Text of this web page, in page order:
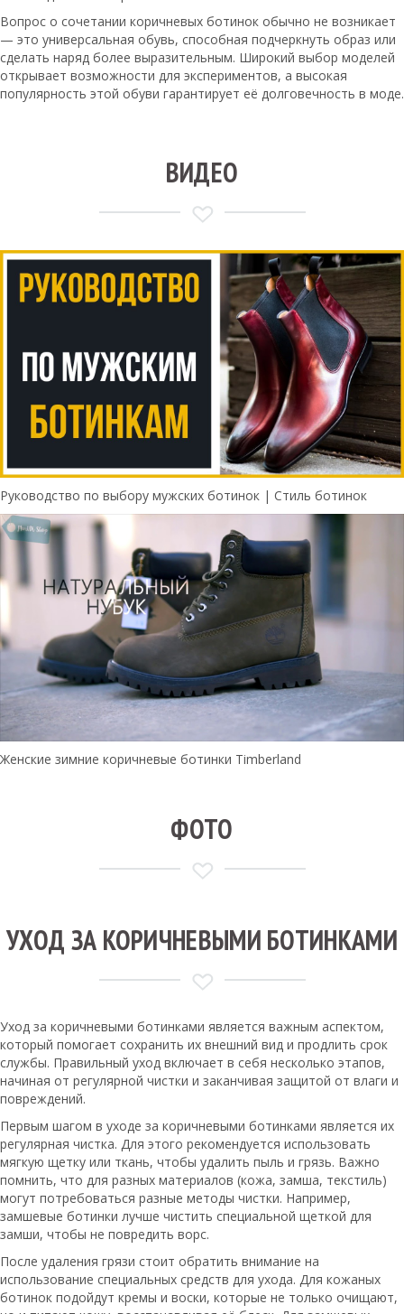
Вопрос о сочетании коричневых ботинок обычно не возникает
— это универсальная обувь, способная подчеркнуть образ или
сделать наряд более выразительным. Широкий выбор моделей
открывает возможности для экспериментов, а высокая
популярность этой обуви гарантирует её долговечность в моде.
ВИДЕО
Руководство по выбору мужских ботинок | Стиль ботинок
Женские зимние коричневые ботинки Timberland
ФОТО
УХОД ЗА КОРИЧНЕВЫМИ БОТИНКАМИ
Уход за коричневыми ботинками является важным аспектом,
который помогает сохранить их внешний вид и продлить срок
службы. Правильный уход включает в себя несколько этапов,
начиная от регулярной чистки и заканчивая защитой от влаги и
повреждений.
Первым шагом в уходе за коричневыми ботинками является их
регулярная чистка. Для этого рекомендуется использовать
мягкую щетку или ткань, чтобы удалить пыль и грязь. Важно
помнить, что для разных материалов (кожа, замша, текстиль)
могут потребоваться разные методы чистки. Например,
замшевые ботинки лучше чистить специальной щеткой для
замши, чтобы не повредить ворс.
После удаления грязи стоит обратить внимание на
использование специальных средств для ухода. Для кожаных
ботинок подойдут кремы и воски, которые не только очищают,